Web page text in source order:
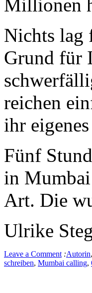
Millionen
Nichts lag
Grund für
reichen
ihr
Fünf
in
Art. Die
Ulrike
Leave a Comment :Autorin,
schreiben, Mumbai calling,